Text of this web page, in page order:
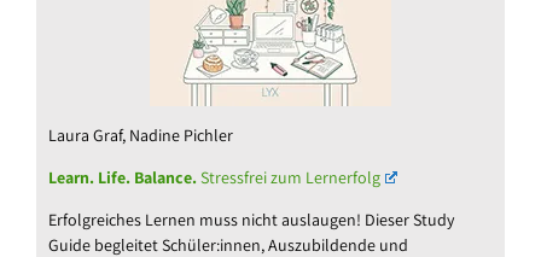
Laura Graf, Nadine Pichler
Learn. Life. Balance.Stressfrei zum Lernerfolg
Erfolgreiches Lernen muss nicht auslaugen! Dieser Study
Guide begleitet Schüler:innen, Auszubildende und